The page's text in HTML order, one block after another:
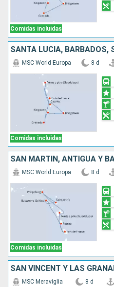
Comidas incluidas
Comidas incluidas
MSC World Europa 8 d
Comidas incluidas
MSC World Europa 8 d
MSC Meraviglia 8 d